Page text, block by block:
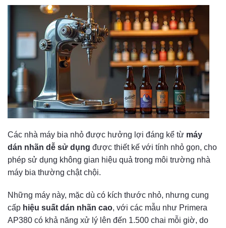
Các nhà máy bia nhỏ được hưởng lợi đáng kể từ máy
dán nhãn dễ sử dụng được thiết kế với tính nhỏ gọn, cho
phép sử dụng không gian hiệu quả trong môi trường nhà
máy bia thường chật chội.
Những máy này, mặc dù có kích thước nhỏ, nhưng cung
cấp hiệu suất dán nhãn cao, với các mẫu như Primera
AP380 có khả năng xử lý lên đến 1.500 chai mỗi giờ, do